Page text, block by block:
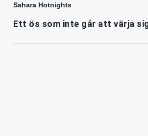
Sahara Hotnights
Ett ös som inte går att värja